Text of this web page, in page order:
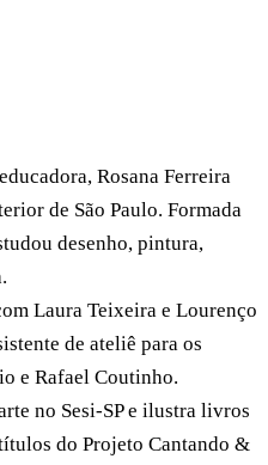
Rosana Ferreira
de São Paulo. Formada
desenho, pintura,
Laura Teixeira e Lourenço
de ateliê para os
e Rafael Coutinho.
no Sesi-SP e ilustra livros
do Projeto Cantando &